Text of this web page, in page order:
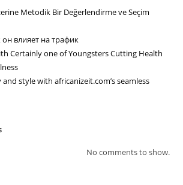
Metodik Bir Değerlendirme ve Seçim
он влияет на трафик
Certainly one of Youngsters Cutting Health
style with africanizeit.com’s seamless
No comments to show.